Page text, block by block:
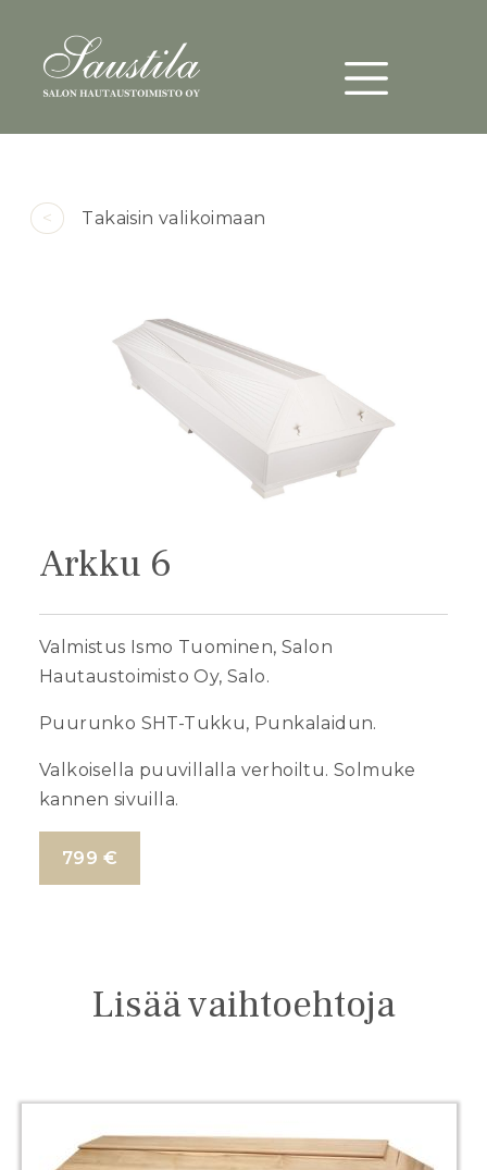
Päävalikko
< Takaisin valikoimaan
Arkku 6
Valmistus Ismo Tuominen, Salon
Hautaustoimisto Oy, Salo.
Puurunko SHT-Tukku, Punkalaidun.
Valkoisella puuvillalla verhoiltu. Solmuke
kannen sivuilla.
799 €
Lisää vaihtoehtoja